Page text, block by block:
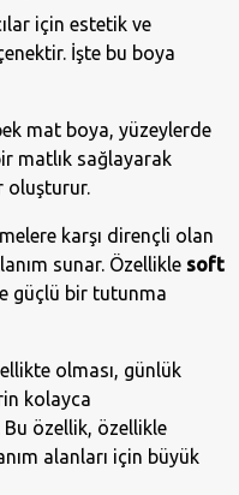
için estetik ve
İşte bu boya
mat boya, yüzeylerde
matlık sağlayarak
oluşturur.
karşı dirençli olan
sunar. Özellikle soft
güçlü bir tutunma
olması, günlük
kolayca
Bu özellik, özellikle
alanları için büyük